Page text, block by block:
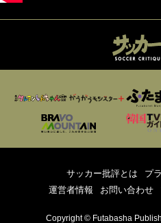
サッカー批評とは
プ
運営者情報
お問い合わせ
Copyright © Futabasha